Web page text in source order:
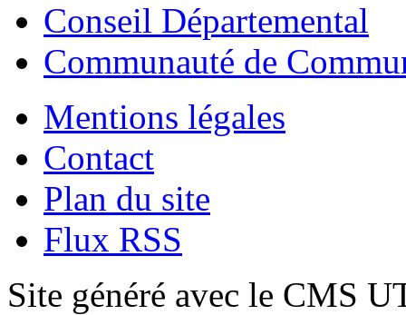
Conseil Départemental
Communauté de
Mentions légales
Contact
Plan du site
Flux RSS
Site généré avec le CMS